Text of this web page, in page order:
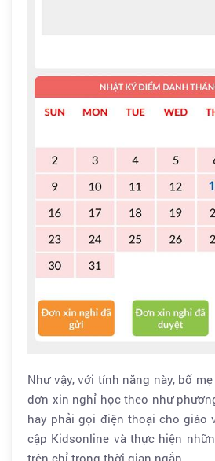
Như vậy, với tính năng này, bố
đơn xin nghỉ học theo như
hay phải gọi điện thoại cho giáo
cập Kidsonline và thực hiện